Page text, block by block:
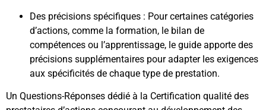
Des précisions spécifiques : Pour certaines catégories
d’actions, comme la formation, le bilan de
compétences ou l’apprentissage, le guide apporte des
précisions supplémentaires pour adapter les exigences
aux spécificités de chaque type de prestation.
Un Questions-Réponses dédié à la Certification qualité des